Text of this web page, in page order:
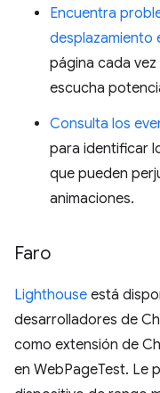
Encuentra
desplazamiento
página cada
escucha
Consulta los
para identificar
que pueden
animaciones.
Faro
Lighthouse está
desarrolladores de
como extensión de
en WebPageTest. Le